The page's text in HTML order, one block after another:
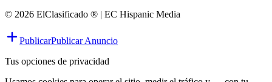
© 2026 ElClasificado ® | EC Hispanic Media
PublicarPublicar Anuncio
Tus opciones de privacidad